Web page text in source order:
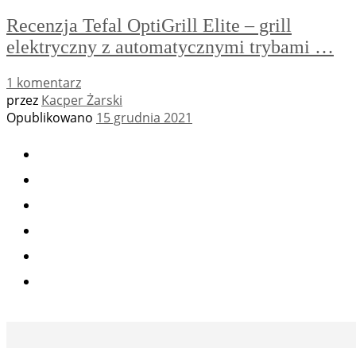
Recenzja Tefal OptiGrill Elite – grill
elektryczny z automatycznymi trybami …
1 komentarz
przez Kacper Żarski
Opublikowano 15 grudnia 2021